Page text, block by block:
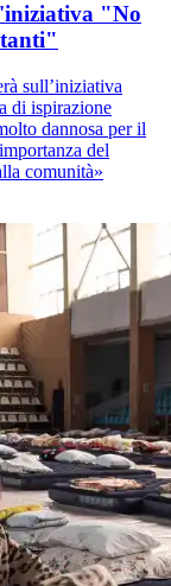
"No
sull’iniziativa
di ispirazione
dannosa per il
del
comunità»